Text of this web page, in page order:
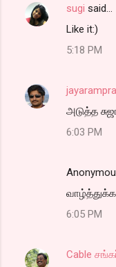
sugi said…
Like it:)
5:18 PM
அடுத்த
6:03 PM
6:05 PM
Cable